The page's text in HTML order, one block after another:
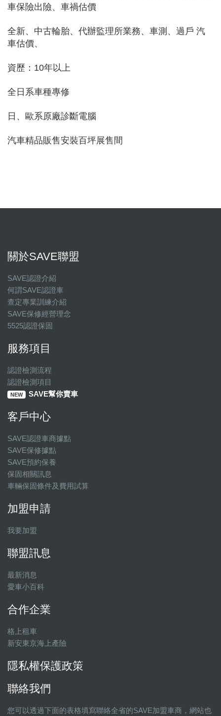
車保險出險、車禍估價
全新、中古輪胎、代辦監理所業務、車測、過戶 汽
車估價、
資歷：10年以上
全日系車種專修
日、歐系原廠診斷電腦
汽車精品販售安裝百坪展售間
關於SAVE聯盟
SAVE認證介紹
何謂SAVE認證車
查定專業訓練介紹
SAVE保修經營理念
5525認證保固
服務項目
認證檢測流程
認證檢測項目
NEW SAVE幫你賣車
客戶中心
SAVE認證車商據點
SAVE保修據點
SAVE預約保養
保固相關訊息
車輛保固條件及費用試算
加盟申請
我要加盟
聯盟訊息
最新消息
愛車小百科
合作企業
格上租車
新安東京海上產險
隱私權保護政策
聯絡我們
您可以透過下面的表格填寫聯絡全省的SAVE加盟車商，網站也